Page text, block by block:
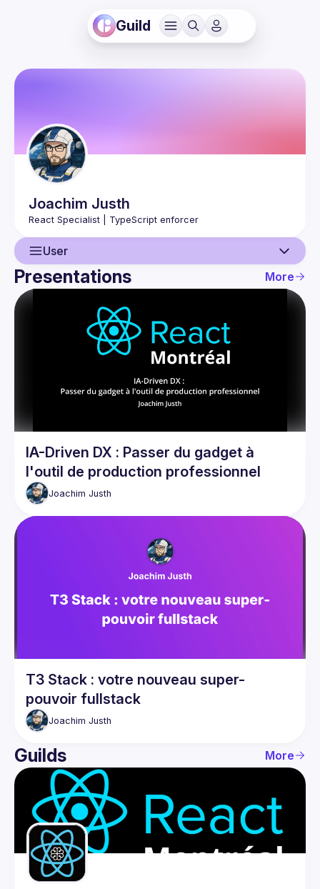
Guild
Joachim Justh
User
User
Presentations
Presentations More
IA-Driven DX : Passer du gadget à
l'outil de production professionnel
Joachim Justh
T3 Stack : votre nouveau super-
pouvoir fullstack
Joachim Justh
Guilds More